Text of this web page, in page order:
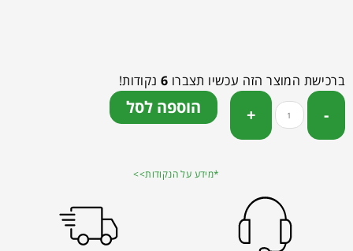
ברכישת המוצר הזה עכשיו תצברו 6 נקודות!
הוספה לסל
*מידע על הנקודות>>